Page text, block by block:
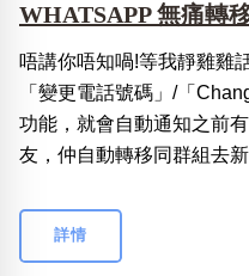
WHATSAPP 無痛轉
唔講你唔知喎!等我靜雞雞
「變更電話號碼」/「
功能，就會自動通知之前
友，仲自動轉移同群組去
詳情